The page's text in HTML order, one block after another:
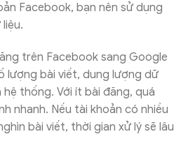
Facebook, bạn nên sử dụng
trên Facebook sang Google
lượng bài viết, dung lượng dữ
thống. Với ít bài đăng, quá
nhanh. Nếu tài khoản có nhiều
bài viết, thời gian xử lý sẽ lâu